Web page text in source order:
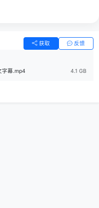
，却也存在着难以调和的矛
生命却走向了尽头。
获取 反馈
字幕.mp4
4.1 GB